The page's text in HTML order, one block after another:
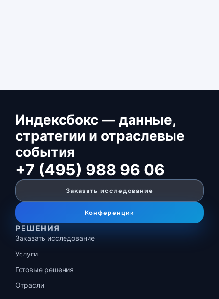
Индексбокс — данные,
стратегии и отраслевые
события
+7 (495) 988 96 06
Заказать исследование
Конференции
РЕШЕНИЯ
Заказать исследование
Услуги
Готовые решения
Отрасли